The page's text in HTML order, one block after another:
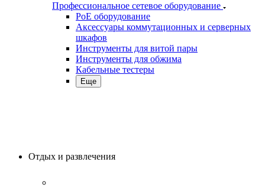
Профессиональное сетевое оборудование
PoE оборудование
Аксессуары коммутационных и серверных
шкафов
Инструменты для витой пары
Инструменты для обжима
Кабельные тестеры
Еще
Отдых и развлечения